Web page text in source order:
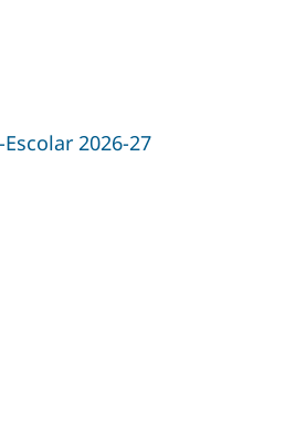
2026-27